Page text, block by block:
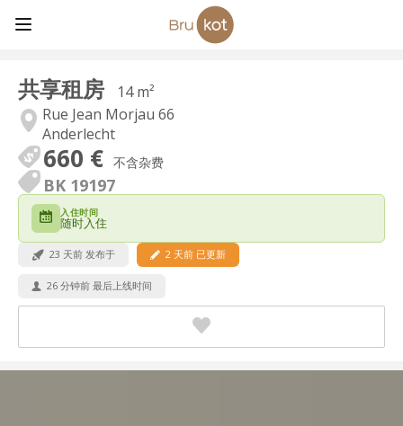
共享租房
14 m²
Rue Jean Morjau 66
Anderlecht
660 € 不含杂费
BK 19197
入住时间
随时入住
23 天前 发布于 2 天前 已更新
26 分钟前 最后上线时间